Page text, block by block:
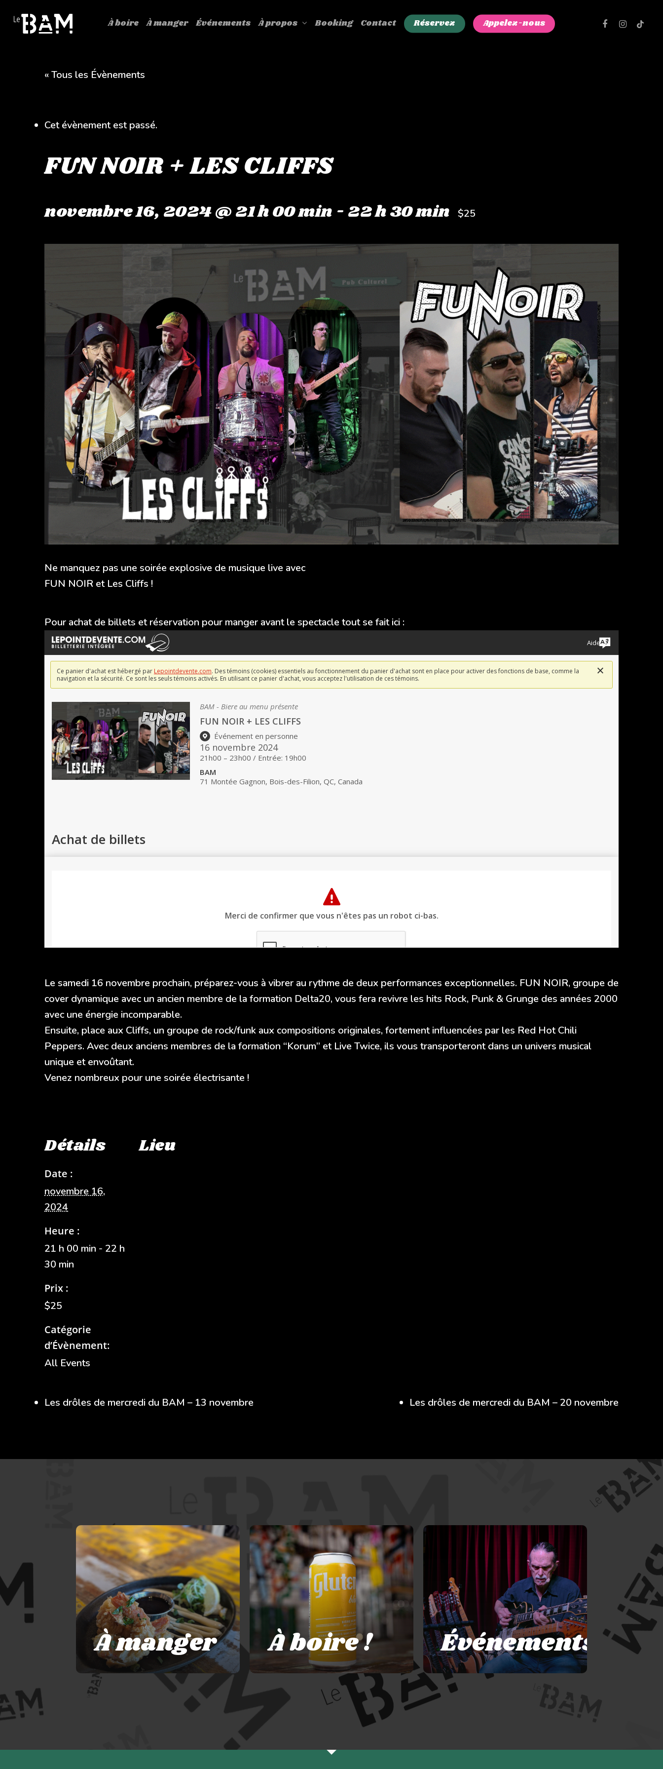
À boire À manger Événements À propos Booking Contact Réservez Appelez-nous facebookinstagram
tiktok
« Tous les Évènements
Cet évènement est passé.
FUN NOIR + LES CLIFFS
novembre 16, 2024 @ 21 h 00 min - 22 h 30 min $25
Ne manquez pas une soirée explosive de musique live avec
FUN NOIR et Les Cliffs !
Pour achat de billets et réservation pour manger avant le spectacle tout se fait ici :
Le samedi 16 novembre prochain, préparez-vous à vibrer au rythme de deux performances exceptionnelles. FUN NOIR, groupe de
cover dynamique avec un ancien membre de la formation Delta20, vous fera revivre les hits Rock, Punk & Grunge des années 2000
avec une énergie incomparable.
Ensuite, place aux Cliffs, un groupe de rock/funk aux compositions originales, fortement influencées par les Red Hot Chili
Peppers. Avec deux anciens membres de la formation “Korum” et Live Twice, ils vous transporteront dans un univers musical
unique et envoûtant.
Venez nombreux pour une soirée électrisante !
Détails
Date :
novembre 16,
2024
Heure :
21 h 00 min - 22 h
30 min
Prix :
$25
Catégorie
d’Évènement:
All Events
Lieu
Les drôles de mercredi du BAM – 13 novembre Les drôles de mercredi du BAM – 20 novembre
À manger À boire ! Événements